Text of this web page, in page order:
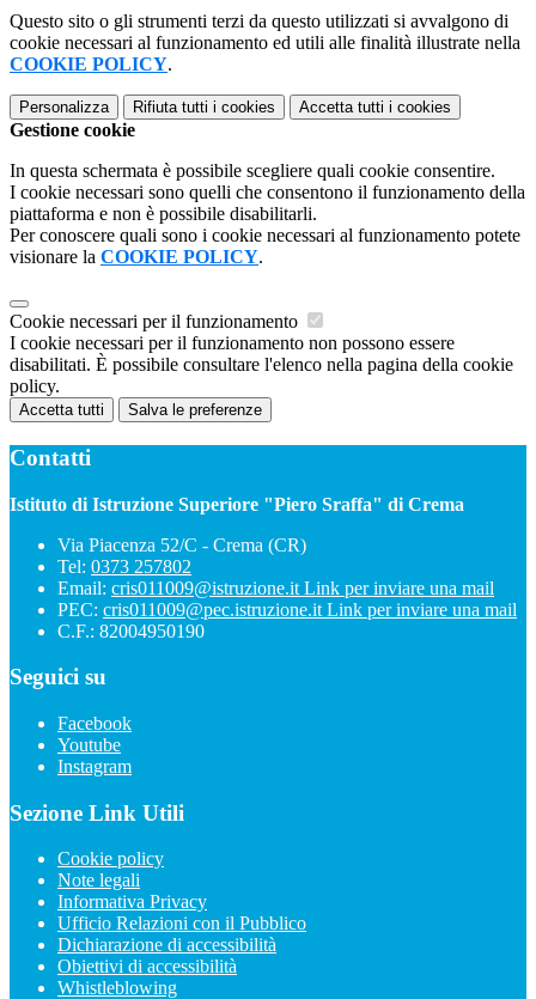
Questo sito o gli strumenti terzi da questo utilizzati si avvalgono di
cookie necessari al funzionamento ed utili alle finalità illustrate nella
COOKIE POLICY.
Personalizza Rifiuta tutti i cookies Accetta tutti i cookies
Gestione cookie
In questa schermata è possibile scegliere quali cookie consentire.
I cookie necessari sono quelli che consentono il funzionamento della
piattaforma e non è possibile disabilitarli.
Per conoscere quali sono i cookie necessari al funzionamento potete
visionare la COOKIE POLICY.
Cookie necessari per il funzionamento
I cookie necessari per il funzionamento non possono essere
disabilitati. È possibile consultare l'elenco nella pagina della cookie
policy.
Accetta tutti Salva le preferenze
Contatti
Istituto di Istruzione Superiore "Piero Sraffa" di Crema
Via Piacenza 52/C - Crema (CR)
Tel: 0373 257802
Email: cris011009@istruzione.it Link per inviare una mail
PEC: cris011009@pec.istruzione.it Link per inviare una mail
C.F.: 82004950190
Seguici su
Facebook
Youtube
Instagram
Sezione Link Utili
Cookie policy
Note legali
Informativa Privacy
Ufficio Relazioni con il Pubblico
Dichiarazione di accessibilità
Obiettivi di accessibilità
Whistleblowing